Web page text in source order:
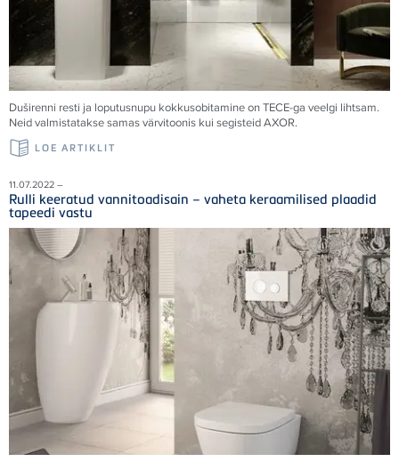
Duširenni resti ja loputusnupu kokkusobitamine onTECE-ga veelgi lihtsam.
Neid valmistatakse samas värvitoonis kui segisteid AXOR.
LOE ARTIKLIT
11.07.2022 –
Rulli keeratud vannitoadisain – vaheta keraamilised plaadid
tapeedi vastu